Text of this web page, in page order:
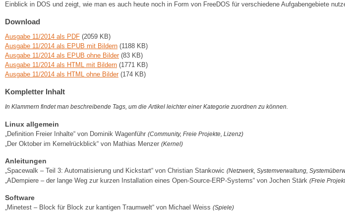
Einblick in DOS und zeigt, wie man es auch heute noch in Form von FreeDOS für verschiedene Aufgabengebiete
Download
Ausgabe 11/2014 als PDF (2059 KB)
Ausgabe 11/2014 als EPUB mit Bildern (1188 KB)
Ausgabe 11/2014 als EPUB ohne Bilder(83 KB)
Ausgabe 11/2014 als HTML mit Bildern (1771 KB)
Ausgabe 11/2014 als HTML ohne Bilder(174 KB)
Kompletter Inhalt
In Klammern findet man beschreibende Tags, um die Artikel leichter einer Kategorie zuordnen zu können.
Linux allgemein
„Definition Freier Inhalte“ von Dominik Wagenführ (Community, Freie Projekte, Lizenz)
„Der Oktober im Kernelrückblick“ von Mathias Menzer (Kernel)
Anleitungen
„Spacewalk – Teil 3: Automatisierung und Kickstart“ von Christian Stankowic (Netzwerk, Systemverwaltung,
„ADempiere – der lange Weg zur kurzen Installation eines Open-Source-ERP-Systems“ von Jochen Stärk (Freie
Software
„Minetest – Block für Block zur kantigen Traumwelt“ von Michael Weiss (Spiele)